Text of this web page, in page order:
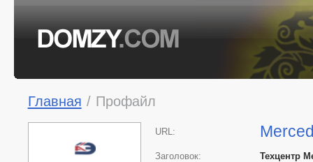
Главная / Профайл
URL:
Заголовок:
Техцентр